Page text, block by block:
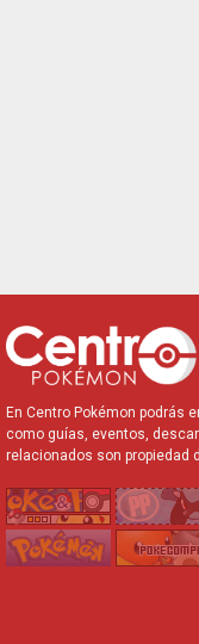
En Centro Pokémon podrás
como guías, eventos,
relacionados son propiedad